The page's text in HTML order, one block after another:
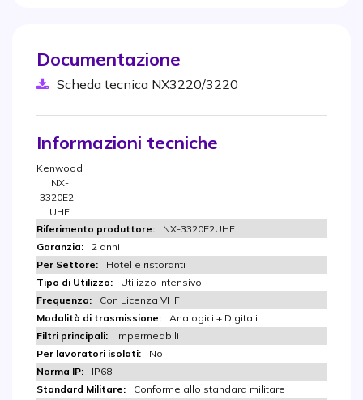
Documentazione
Scheda tecnica NX3220/3220
Informazioni tecniche
Kenwood
NX-
3320E2 -
UHF
NX-3320E2UHF
2 anni
Hotel e ristoranti
Utilizzo intensivo
Con Licenza VHF
Analogici + Digitali
impermeabili
No
IP68
Conforme allo standard militare